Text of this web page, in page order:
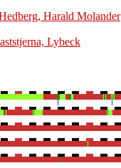
Harald Molander
Lybeck